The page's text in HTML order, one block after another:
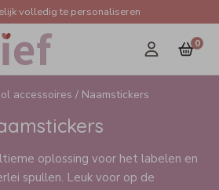
volledig te personaliseren
0
accessoires / Naamstickers
oplossing voor het labelen en
spullen. Leuk voor op de